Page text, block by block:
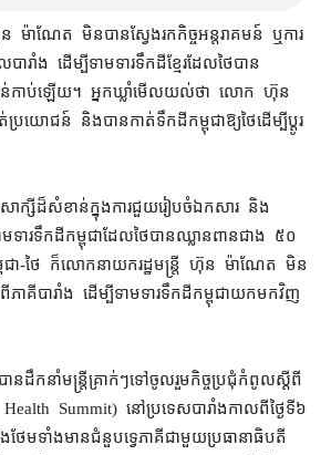
ម៉ា​ណែ​ត មិនបាន​ស្វែងរក​កិច្ច​អន្តរាគមន៍ ឬ​ការ​
ារាំង ដើម្បី​ទាមទារ​ទឹកដី​ខ្មែរ​ដែល​ថៃ​បាន​
ន់កាប់​ឡើយ។ អ្នកឃ្លាំមើល​យល់ថា លោក ហ៊ុន
រយោជន៍ និង​បាន​កាត់​ទឹកដី​កម្ពុជា​ឱ្យ​ថៃ​ដើម្បី​ប្ដូរ​
សាក្សី​ដ៏​សំខាន់​ក្នុង​ការ​ជួយ​រៀបចំ​ឯកសារ និង​
ទារ​ទឹកដី​កម្ពុជា​ដែល​ថៃ​បាន​ឈ្លានពាន​ជាង ៥០​
ពុជា​-​ថៃ ក៏​លោកនាយក​រដ្ឋមន្ត្រី ហ៊ុន ម៉ាណែត មិន​
ពី​ភាគី​បារាំង ដើម្បី​ទាមទារ​ទឹកដី​កម្ពុជា​យក​មក​វិញ​
កនាំ​មន្ត្រី​គ្រាក់ៗ​ទៅ​ចូលរួម​កិច្ចប្រជុំ​កំពូល​ស្ដីពី​
Summit) នៅ​ប្រទេស​បារាំង​កាលពី​ថ្ងៃទី​៦
ែមទាំង​មាន​ជំនួប​ទ្វេភាគី​ជាមួយ​ប្រធានាធិបតី​